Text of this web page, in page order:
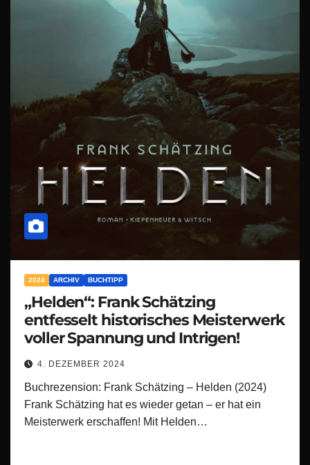
2024 ARCHIV BUCHTIPP
„Helden“: Frank Schätzing
entfesselt historisches Meisterwerk
voller Spannung und Intrigen!
4. DEZEMBER 2024
Buchrezension: Frank Schätzing – Helden (2024)
Frank Schätzing hat es wieder getan – er hat ein
Meisterwerk erschaffen! Mit Helden…